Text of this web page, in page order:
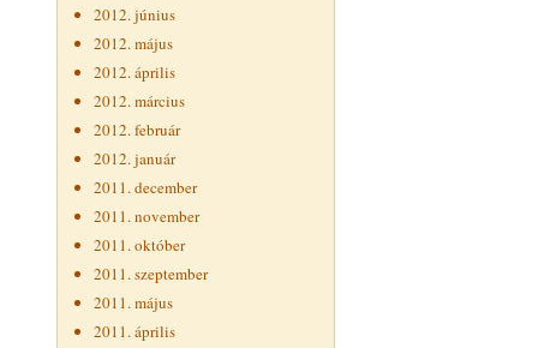
2012. június
2012. május
2012. április
2012. március
2012. február
2012. január
2011. december
2011. november
2011. október
2011. szeptember
2011. május
2011. április